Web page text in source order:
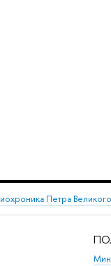
Петра